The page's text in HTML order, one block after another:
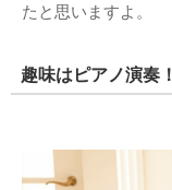
たと思いますよ。
趣味はピアノ演奏！